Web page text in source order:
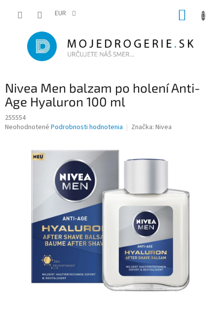
EUR
Nivea Men balzam po holení Anti-
Age Hyaluron 100 ml
255554
Priemerné
Neohodnotené Podrobnosti hodnotenia Značka: Nivea